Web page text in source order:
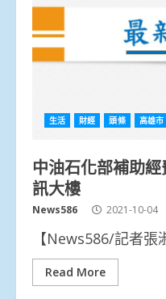
生活 財經 頭條 高雄市
中油石化部補助
訊大樓
News586 2021-10-04
【News586/記者張
Read More